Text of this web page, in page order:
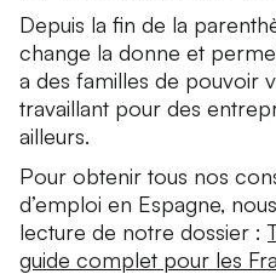
Depuis la fin de la
change la donne et
a des familles de pouvoir
travaillant pour des
ailleurs.
Pour obtenir tous nos
d’emploi en Espagne,
lecture de notre dossier :
guide complet pour les